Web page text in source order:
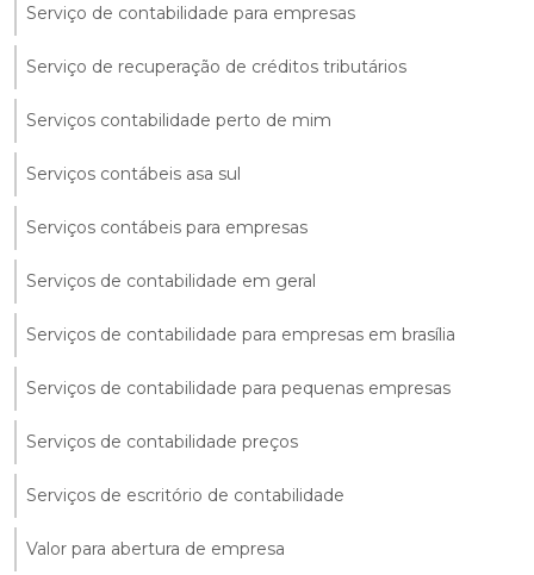
Serviço de contabilidade para empresas
Serviço de recuperação de créditos tributários
Serviços contabilidade perto de mim
Serviços contábeis asa sul
Serviços contábeis para empresas
Serviços de contabilidade em geral
Serviços de contabilidade para empresas em brasília
Serviços de contabilidade para pequenas empresas
Serviços de contabilidade preços
Serviços de escritório de contabilidade
Valor para abertura de empresa